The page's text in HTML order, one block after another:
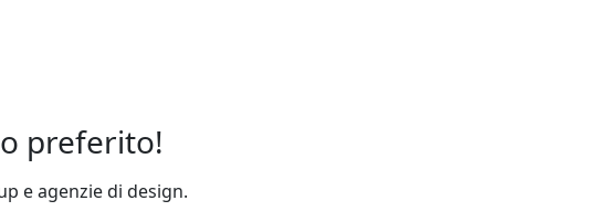
preferito!
e agenzie di design.